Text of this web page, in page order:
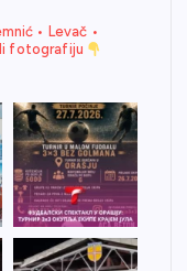
• Levač •
fotografiju